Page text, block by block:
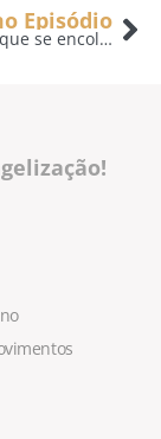
Episódio
Todo aquele que se encoleriza com seu irmão, será réu em juízo – 12/06